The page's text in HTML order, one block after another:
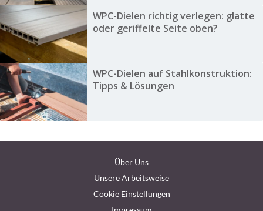
WPC-Dielen richtig verlegen: glatte
oder geriffelte Seite oben?
WPC-Dielen auf Stahlkonstruktion:
Tipps & Lösungen
Über Uns
Unsere Arbeitsweise
Cookie Einstellungen